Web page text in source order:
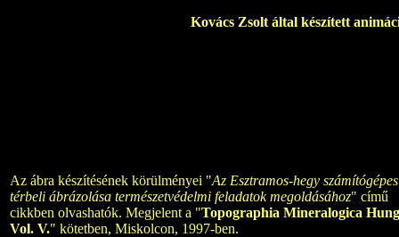
Kovács Zsolt által készített
Az ábra készítésének körülményei "Az Esztramos-hegy számítógépes
térbeli ábrázolása természetvédelmi feladatok megoldásához" című
cikkben olvashatók. Megjelent a "Topographia Mineralogica
Vol. V." kötetben, Miskolcon, 1997-ben.